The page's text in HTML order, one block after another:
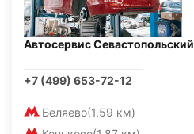
Автосервис Севастопольский
+7 (499) 653-72-12
Беляево(1,59 км)